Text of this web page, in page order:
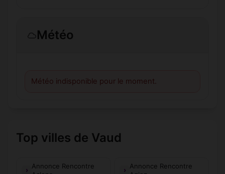
Météo
Météo indisponible pour le moment.
Top villes de Vaud
Annonce Rencontre
Annonce Rencontre